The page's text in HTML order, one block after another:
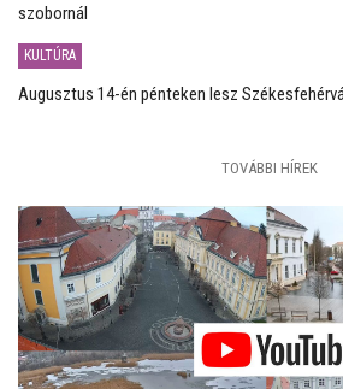
szobornál
KULTÚRA
Augusztus 14-én pénteken lesz
TOVÁBBI HÍREK